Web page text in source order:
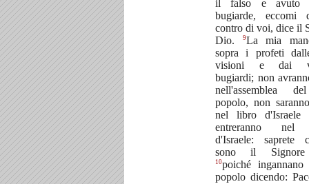
il falso e avuto
bugiarde, eccomi
contro di voi, dice il
Dio.
9La mia
sopra i profeti
visioni e dai
bugiardi; non
nell'assemblea
popolo, non
nel libro d'Israele
entreranno nel
d'Israele: saprete
sono il
10poiché
popolo dicendo: